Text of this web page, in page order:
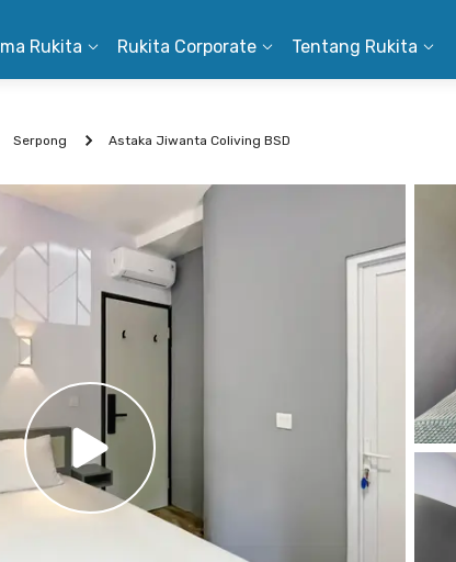
Rukita Rukita Corporate Tentang Rukita
Serpong Astaka Jiwanta Coliving BSD